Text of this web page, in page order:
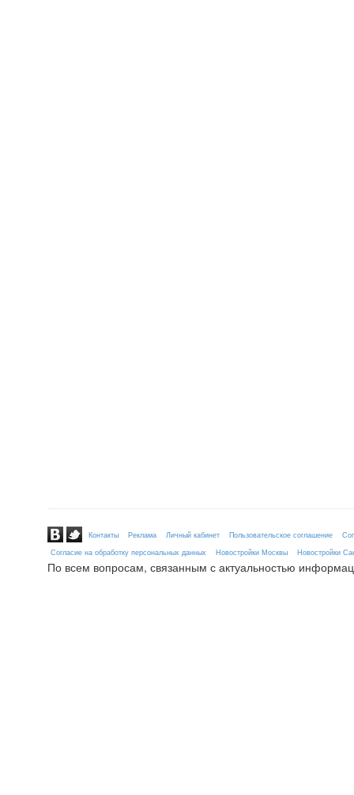
Контакты Реклама Личный кабинет Пользовательское соглашение
Согласие на обработку персональных данных
Новостройки Москвы Новостройки
По всем вопросам, связанным с актуальностью